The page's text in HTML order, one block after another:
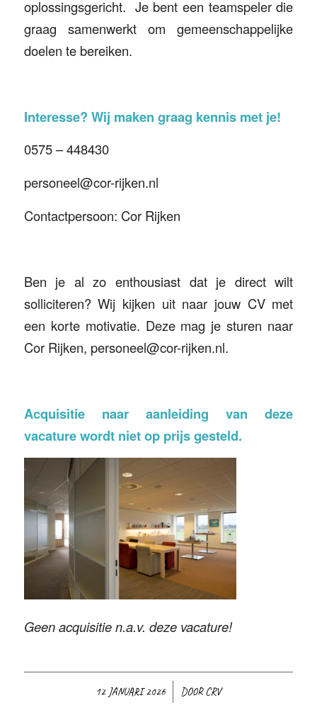
oplossingsgericht. Je bent een teamspeler die
graag samenwerkt om gemeenschappelijke
doelen te bereiken.
Interesse? Wij maken graag kennis met je!
0575 – 448430
personeel@cor-rijken.nl
Contactpersoon: Cor Rijken
Ben je al zo enthousiast dat je direct wilt
solliciteren? Wij kijken uit naar jouw CV met
een korte motivatie. Deze mag je sturen naar
Cor Rijken, personeel@cor-rijken.nl.
Acquisitie naar aanleiding van deze
vacature wordt niet op prijs gesteld.
Geen acquisitie n.a.v. deze vacature!
12 JANUARI 2026
/ DOORCRV